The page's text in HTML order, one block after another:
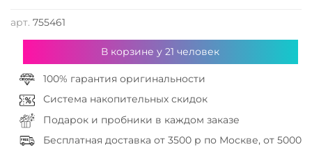
арт. 755461
В корзине у21 человек
100% гарантия оригинальности
Система накопительных скидок
Подарок и пробники в каждом заказе
Бесплатная доставка от 3500 р по Москве, от 5000